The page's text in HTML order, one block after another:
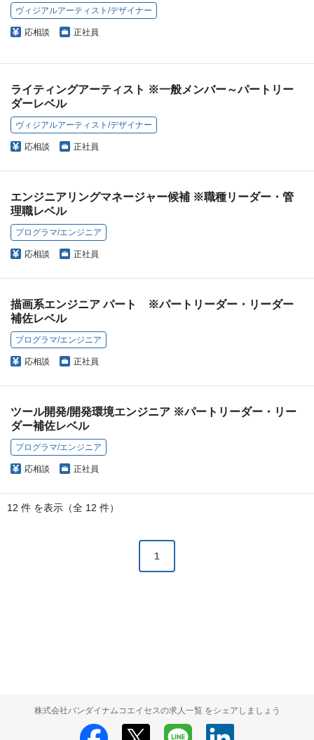
ヴィジアルアーティスト/デザイナー
応相談 正社員
ライティングアーティスト ※一般メンバー～パートリー
ダーレベル
ヴィジアルアーティスト/デザイナー
応相談 正社員
エンジニアリングマネージャー候補 ※職種リーダー・管
理職レベル
プログラマ/エンジニア
応相談 正社員
描画系エンジニア パート ※パートリーダー・リーダー
補佐レベル
プログラマ/エンジニア
応相談 正社員
ツール開発/開発環境エンジニア ※パートリーダー・リー
ダー補佐レベル
プログラマ/エンジニア
応相談 正社員
12 件 を表示（全 12 件）
1
株式会社バンダイナムコエイセスの求人一覧 をシェアしましょう